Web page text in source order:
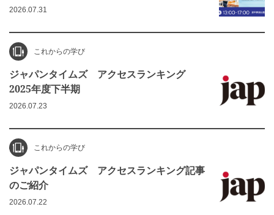
2026.07.31
これからの学び
ジャパンタイムズ アクセスランキング
2025年度下半期
2026.07.23
これからの学び
ジャパンタイムズ アクセスランキング記事
のご紹介
2026.07.22